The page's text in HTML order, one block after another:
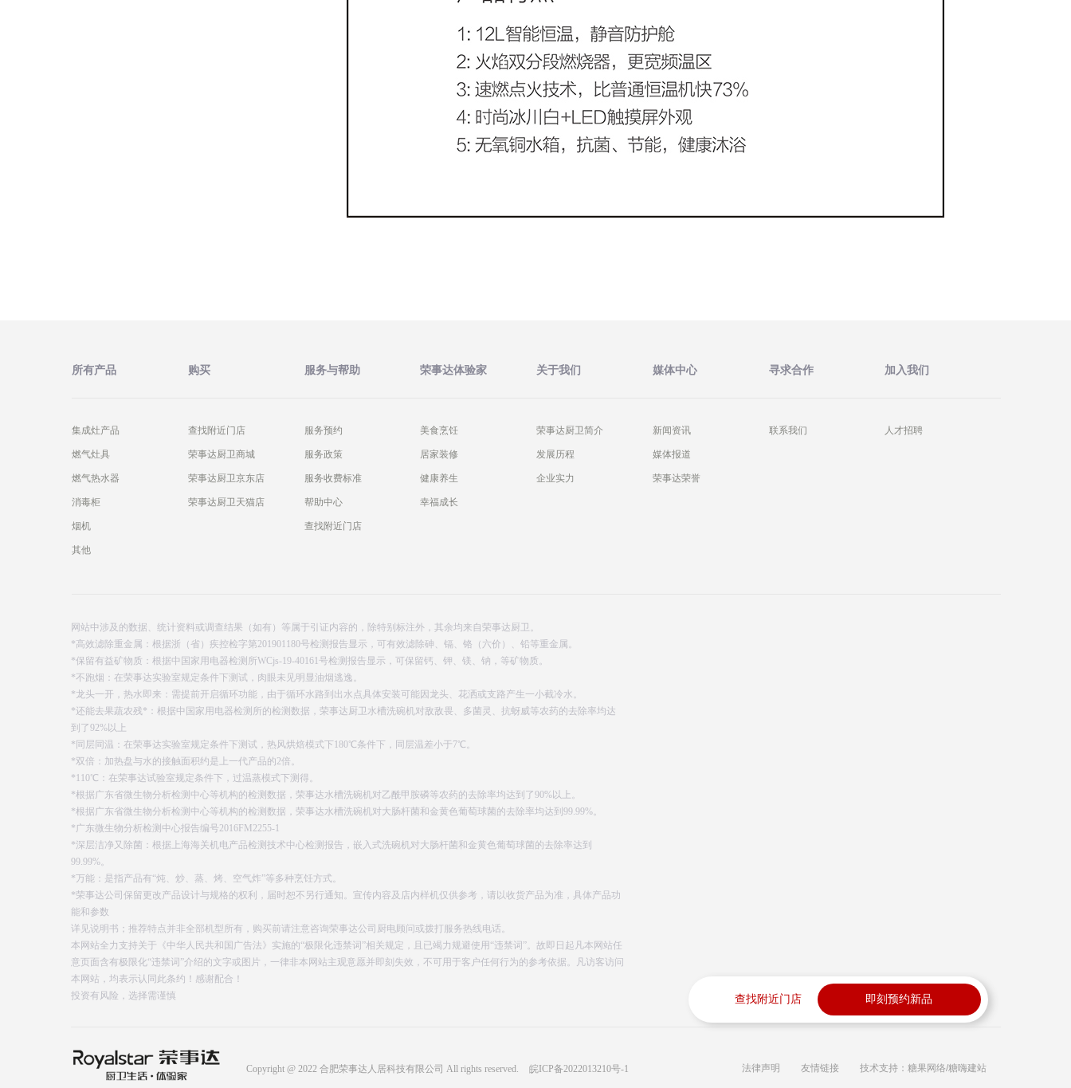
Copyright @ 2022 合肥荣事达人居科技有限公司 All rights reserved. 皖ICP备2022013210号-1 法律声明 友情链接 技术支持：糖果网络/糖嗨建站
网站中涉及的数据、统计资料或调查结果（如有）等属于引证内容的，除特别标注外，其余均来自荣事达厨卫。
*高效滤除重金属：根据浙（省）疾控检字第201901180号检测报告显示，可有效滤除砷、镉、铬（六价）、铅等重金属。
*保留有益矿物质：根据中国家用电器检测所WCjs-19-40161号检测报告显示，可保留钙、钾、镁、钠，等矿物质。
*不跑烟：在荣事达实验室规定条件下测试，肉眼未见明显油烟逃逸。
*龙头一开，热水即来：需提前开启循环功能，由于循环水路到出水点具体安装可能因龙头、花洒或支路产生一小截冷水。
*还能去果蔬农残*：根据中国家用电器检测所的检测数据，荣事达厨卫水槽洗碗机对敌敌畏、多菌灵、抗蚜威等农药的去除率均达
到了92%以上
*同层同温：在荣事达实验室规定条件下测试，热风烘焙模式下180℃条件下，同层温差小于7℃。
*双倍：加热盘与水的接触面积约是上一代产品的2倍。
*110℃：在荣事达试验室规定条件下，过温蒸模式下测得。
*根据广东省微生物分析检测中心等机构的检测数据，荣事达水槽洗碗机对乙酰甲胺磷等农药的去除率均达到了90%以上。
*根据广东省微生物分析检测中心等机构的检测数据，荣事达水槽洗碗机对大肠杆菌和金黄色葡萄球菌的去除率均达到99.99%。
*广东微生物分析检测中心报告编号2016FM2255-1
*深层洁净又除菌：根据上海海关机电产品检测技术中心检测报告，嵌入式洗碗机对大肠杆菌和金黄色葡萄球菌的去除率达到
99.99%。
*万能：是指产品有“炖、炒、蒸、烤、空气炸”等多种烹饪方式。
*荣事达公司保留更改产品设计与规格的权利，届时恕不另行通知。宣传内容及店内样机仅供参考，请以收货产品为准，具体产品功
能和参数
详见说明书；推荐特点并非全部机型所有，购买前请注意咨询荣事达公司厨电顾问或拨打服务热线电话。
本网站全力支持关于《中华人民共和国广告法》实施的“极限化违禁词”相关规定，且已竭力规避使用“违禁词”。故即日起凡本网站任
意页面含有极限化“违禁词”介绍的文字或图片，一律非本网站主观意愿并即刻失效，不可用于客户任何行为的参考依据。凡访客访问
本网站，均表示认同此条约！感谢配合！
投资有风险，选择需谨慎
所有产品
集成灶产品
燃气灶具
燃气热水器
消毒柜
烟机
其他
购买
查找附近门店
荣事达厨卫商城
荣事达厨卫京东店
荣事达厨卫天猫店
服务与帮助
服务预约
服务政策
服务收费标准
帮助中心
查找附近门店
荣事达体验家
美食烹饪
居家装修
健康养生
幸福成长
关于我们
荣事达厨卫简介
发展历程
企业实力
媒体中心
新闻资讯
媒体报道
荣事达荣誉
寻求合作
联系我们
加入我们
人才招聘
查找附近门店 即刻预约新品